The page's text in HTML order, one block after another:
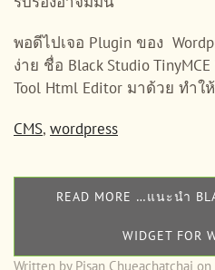
พอดีไปเจอ Plugin ของ
ง่าย ชื่อ Black Studio
Tool Html Editor มาด้วย ทำ
CMS, wordpress
READ MORE …แนะนำ
WIDGET FOR
Written by Pisan Chueachatchai on